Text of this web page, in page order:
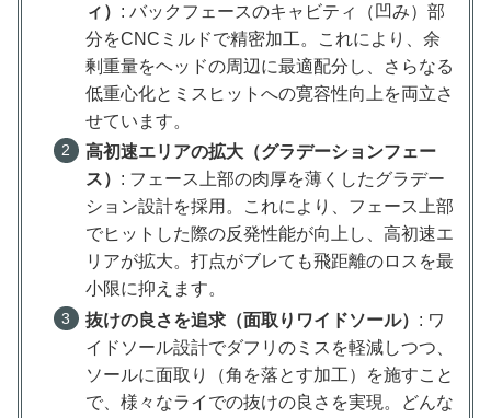
ィ） : バックフェースのキャビティ（凹み）部
分をCNCミルドで精密加工。これにより、余
剰重量をヘッドの周辺に最適配分し、さらなる
低重心化とミスヒットへの寛容性向上を両立さ
せています。
高初速エリアの拡大（グラデーションフェー
ス） : フェース上部の肉厚を薄くしたグラデー
ション設計を採用。これにより、フェース上部
でヒットした際の反発性能が向上し、高初速エ
リアが拡大。打点がブレても飛距離のロスを最
小限に抑えます。
抜けの良さを追求（面取りワイドソール） : ワ
イドソール設計でダフリのミスを軽減しつつ、
ソールに面取り（角を落とす加工）を施すこと
で、様々なライでの抜けの良さを実現。どんな